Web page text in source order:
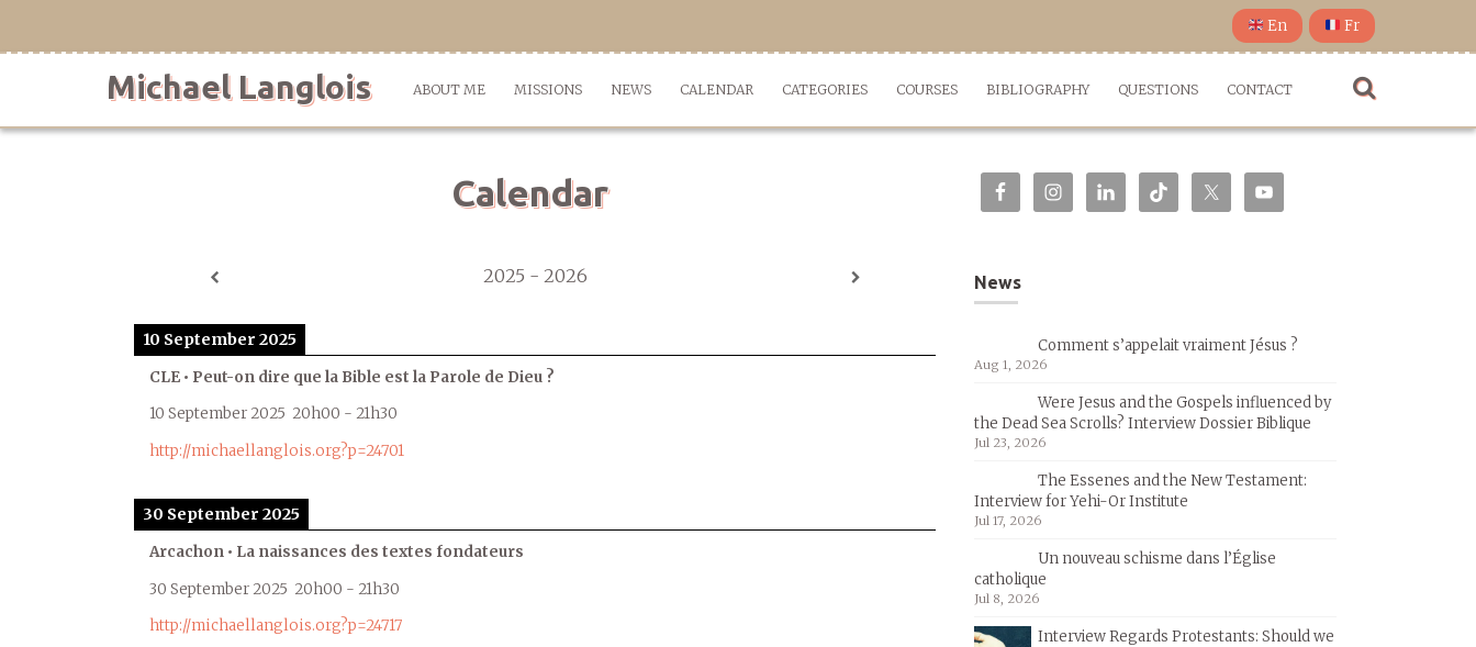
En Fr
Michael Langlois ABOUT ME MISSIONS NEWS CALENDAR CATEGORIES COURSES BIBLIOGRAPHY QUESTIONS CONTACT
Calendar
2025 - 2026
10 September 2025
CLE • Peut-on dire que la Bible est la Parole de Dieu ?
10 September 2025 20h00 - 21h30
http://michaellanglois.org?p=24701
30 September 2025
Arcachon • La naissances des textes fondateurs
30 September 2025 20h00 - 21h30
http://michaellanglois.org?p=24717
News
Comment s’appelait vraiment Jésus ?
Aug 1, 2026
Were Jesus and the Gospels influenced by
the Dead Sea Scrolls? Interview Dossier Biblique
Jul 23, 2026
The Essenes and the New Testament:
Interview for Yehi-Or Institute
Jul 17, 2026
Un nouveau schisme dans l’Église
catholique
Jul 8, 2026
Interview Regards Protestants: Should we